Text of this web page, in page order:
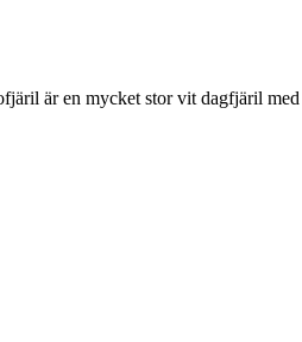
är en mycket stor vit dagfjäril